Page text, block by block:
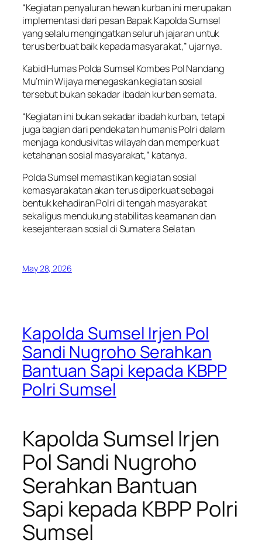
“Kegiatan penyaluran hewan kurban ini merupakan
implementasi dari pesan Bapak Kapolda Sumsel
yang selalu mengingatkan seluruh jajaran untuk
terus berbuat baik kepada masyarakat,” ujarnya.
Kabid Humas Polda Sumsel Kombes Pol Nandang
Mu’min Wijaya menegaskan kegiatan sosial
tersebut bukan sekadar ibadah kurban semata.
“Kegiatan ini bukan sekadar ibadah kurban, tetapi
juga bagian dari pendekatan humanis Polri dalam
menjaga kondusivitas wilayah dan memperkuat
ketahanan sosial masyarakat,” katanya.
Polda Sumsel memastikan kegiatan sosial
kemasyarakatan akan terus diperkuat sebagai
bentuk kehadiran Polri di tengah masyarakat
sekaligus mendukung stabilitas keamanan dan
kesejahteraan sosial di Sumatera Selatan
May 28, 2026
Kapolda Sumsel Irjen Pol
Sandi Nugroho Serahkan
Bantuan Sapi kepada KBPP
Polri Sumsel
Kapolda Sumsel Irjen
Pol Sandi Nugroho
Serahkan Bantuan
Sapi kepada KBPP Polri
Sumsel